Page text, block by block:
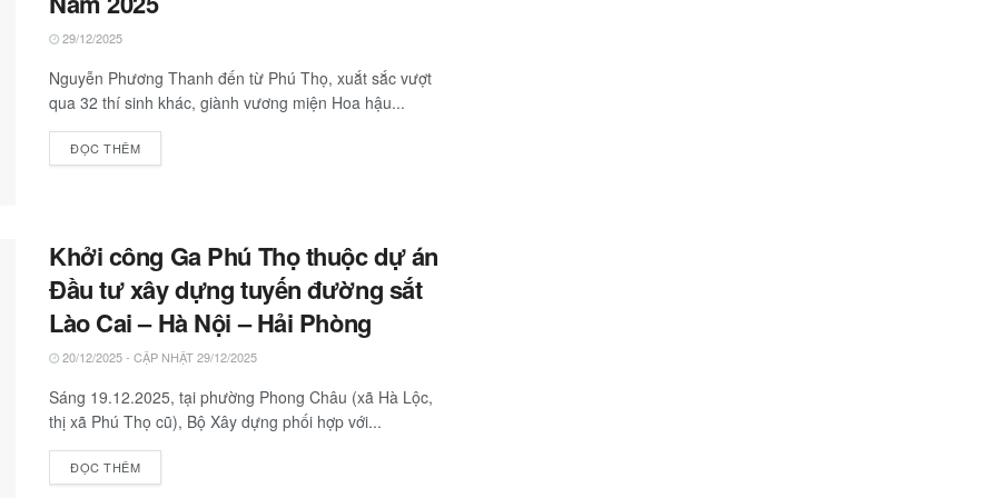
29/12/2025
Nguyễn Phương Thanh đến từ Phú Thọ, xuắt sắc vượt
qua 32 thí sinh khác, giành vương miện Hoa hậu...
ĐỌC THÊM
Khởi công Ga Phú Thọ thuộc dự án
Đầu tư xây dựng tuyến đường sắt
Lào Cai – Hà Nội – Hải Phòng
20/12/2025 - CẬP NHẬT 29/12/2025
Sáng 19.12.2025, tại phường Phong Châu (xã Hà Lộc,
thị xã Phú Thọ cũ), Bộ Xây dựng phối hợp với...
ĐỌC THÊM